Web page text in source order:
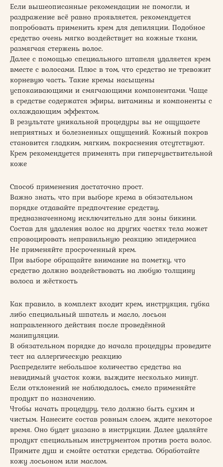
Если вышеописанные рекомендации не помогли, и
раздражение всё равно проявляется, рекомендуется
попробовать применить крем для депиляции. Подобное
средство очень мягко воздействует на кожные ткани,
размягчая стержень волос.
Далее с помощью специального штапеля удаляется крем
вместе с волосами. Плюс в том, что средство не тревожит
корневую часть. Такие кремы насыщены
успокаивающими и смягчающими компонентами. Чаще
в средстве содержатся эфиры, витамины и компоненты с
охлаждающим эффектом.
В результате уникальной процедуры вы не ощущаете
неприятных и болезненных ощущений. Кожный покров
становится гладким, мягким, покраснения отсутствуют.
Крем рекомендуется применять при гиперчувствительной
коже
Способ применения достаточно прост.
Важно знать, что при выборе крема в обязательном
порядке отдавайте предпочтение средству,
предназначенному исключительно для зоны бикини.
Состав для удаления волос на других частях тела может
спровоцировать неправильную реакцию эпидермиса
Не применяйте просроченный крем.
При выборе обращайте внимание на пометку, что
средство должно воздействовать на любую толщину
волоса и жёсткость
Как правило, в комплект входит крем, инструкция, губка
либо специальный шпатель и масло, лосьон
направленного действия после проведённой
манипуляции.
В обязательном порядке до начала процедуры проведите
тест на аллергическую реакцию
Распределите небольшое количество средства на
невидимый участок кожи, выждите несколько минут.
Если отклонений не наблюдалось, смело применяйте
продукт по назначению.
Чтобы начать процедуру, тело должно быть сухим и
чистым. Нанесите состав ровным слоем, ждите некоторое
время. Оно будет указано в инструкции. Далее удаляйте
продукт специальным инструментом против роста волос.
Примите душ и смойте остатки средства. Обработайте
кожу лосьоном или маслом.